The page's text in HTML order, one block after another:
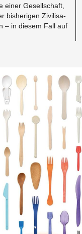
einer Gesellschaft,
bish­eri­gen Zivil­i­sa­
– in diesem Fall auf